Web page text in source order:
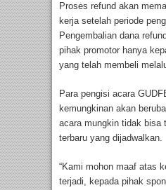
Proses refund akan
kerja setelah periode
Pengembalian dana
pihak promotor hanya
yang telah membeli
Para pengisi acara
kemungkinan akan
acara mungkin tidak bisa
terbaru yang dijadwalkan.
“Kami mohon maaf atas
terjadi, kepada pihak